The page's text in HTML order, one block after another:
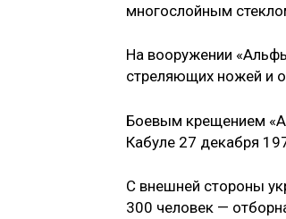
многослойным
На вооружении
стреляющих ножей и
Боевым крещением
Кабуле 27 декабря
С внешней стороны
300 человек —